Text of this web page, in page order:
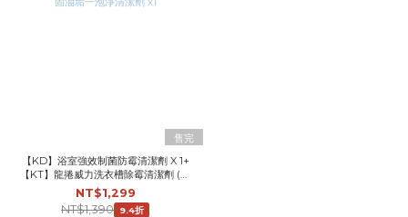
售完
【KD】浴室強效制菌防霉清潔劑 X 1+
【KT】龍捲威力洗衣槽除霉清潔劑 (直
立筒式) 200g+10g x1+ 【SHWATCH】
廚房頑固油垢一泡淨清潔劑 x1
NT$1,299
NT$1,390
9.4折